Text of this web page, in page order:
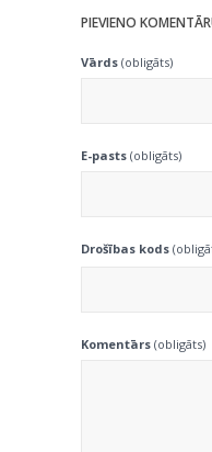
PIEVIENO
Vārds (obligāts)
E-pasts (obligāts)
Drošības kods
Komentārs (obligāts)